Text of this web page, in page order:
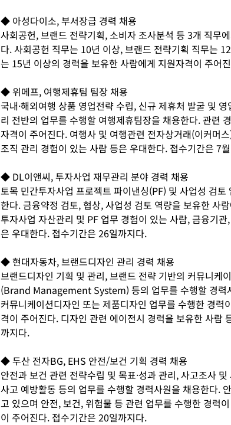
◆ 아성다이소, 부서장급 경력 채용
사회공헌, 브랜드 전략기획, 소비자 조사분석 등 3개 직무
다. 사회공헌 직무는 10년 이상, 브랜드 전략기획 직무는
는 15년 이상의 경력을 보유한 사람에게 지원자격이 주어
◆ 위메프, 여행제휴팀 팀장 채용
국내·해외여행 상품 영업전략 수립, 신규 제휴처 발굴 및
리 전반의 업무를 수행할 여행제휴팀장을 채용한다. 관련
자격이 주어진다. 여행사 및 여행관련 전자상거래(이커머
조직 관리 경험이 있는 사람 등은 우대한다. 접수기간은 7
◆ DL이앤씨, 투자사업 재무관리 분야 경력 채용
토목 민간투자사업 프로젝트 파이낸싱(PF) 및 사업성 검
한다. 금융약정 검토, 협상, 사업성 검토 역량을 보유한 사
투자사업 자산관리 및 PF 업무 경험이 있는 사람, 금융기
은 우대한다. 접수기간은 26일까지다.
◆ 현대자동차, 브랜드디자인 관리 경력 채용
브랜드디자인 기획 및 관리, 브랜드 전략 기반의 커뮤니케
(Brand Management System) 등의 업무를 수행할 경력
커뮤니케이션디자인 또는 제품디자인 업무를 수행한 경력
격이 주어진다. 디자인 관련 에이전시 경력을 보유한 사람
까지다.
◆ 두산 전자BG, EHS 안전/보건 기획 경력 채용
안전과 보건 관련 전략수립 및 목표·성과 관리, 사고조사
사고 예방활동 등의 업무를 수행할 경력사원을 채용한다.
고 있으며 안전, 보건, 위험물 등 관련 업무를 수행한 경력
이 주어진다. 접수기간은 20일까지다.